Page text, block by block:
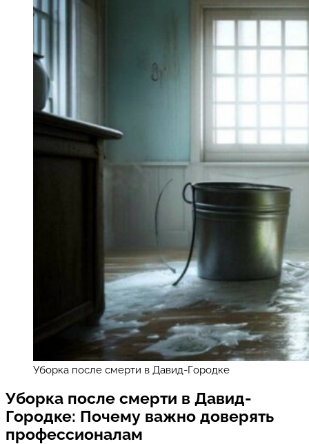
Уборка после смерти в Давид-Городке
Уборка после смерти в Давид-
Городке: Почему важно доверять
профессионалам